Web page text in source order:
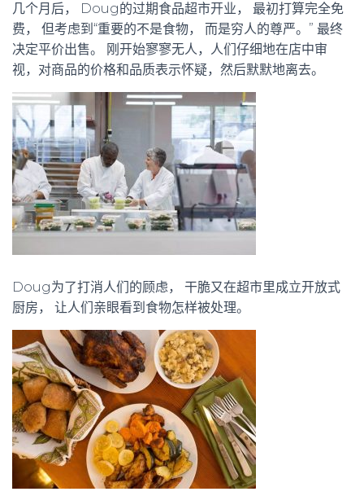
几个月后， Doug的过期食品超市开业， 最初打算完全免
费， 但考虑到“重要的不是食物， 而是穷人的尊严。” 最终
决定平价出售。 刚开始寥寥无人，人们仔细地在店中审
视，对商品的价格和品质表示怀疑，然后默默地离去。
Doug为了打消人们的顾虑， 干脆又在超市里成立开放式
厨房， 让人们亲眼看到食物怎样被处理。